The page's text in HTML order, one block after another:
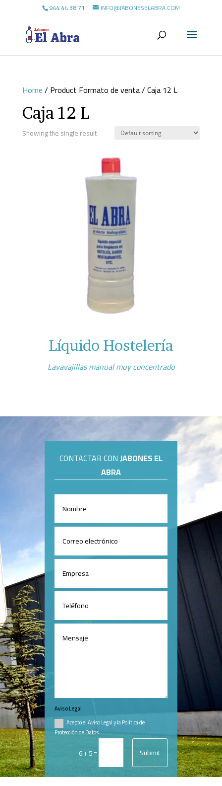
944 44 38 71 INFO@JABONESELABRA.COM
Home/ Product Formato de venta / Caja 12 L
Caja 12 L
Showing the single result
Líquido Hostelería
Lavavajillas manual muy concentrado
CONTACTAR CONJABONES EL
ABRA
Aviso Legal
Acepto el Aviso Legal y la Política de
Protección de Datos
6 + 5= Submit